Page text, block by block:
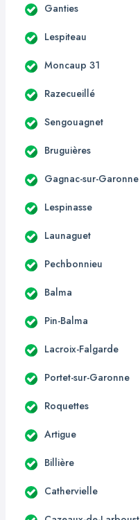
Ganties
Lespiteau
Moncaup 31
Razecueillé
Sengouagnet
Bruguières
Gagnac-sur-Garonne
Lespinasse
Launaguet
Pechbonnieu
Balma
Pin-Balma
Lacroix-Falgarde
Portet-sur-Garonne
Roquettes
Artigue
Billière
Cathervielle